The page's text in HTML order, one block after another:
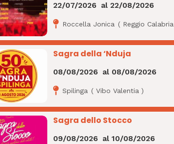
22/07/2026 al22/08/2026
Roccella Jonica ( Reggio Calabria
Sagra della ‘Nduja
08/08/2026 al 08/08/2026
Spilinga (Vibo Valentia )
Sagra dello Stocco
09/08/2026 al10/08/2026